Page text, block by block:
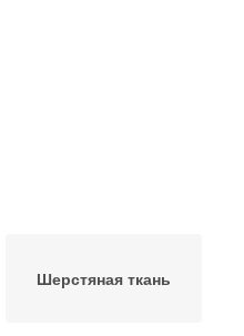
Шерстяная ткань